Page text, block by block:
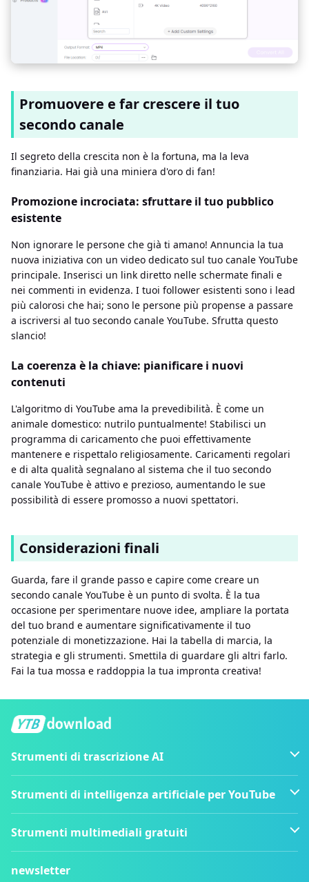
Promuovere e far crescere il tuo
secondo canale
Il segreto della crescita non è la fortuna, ma la leva
finanziaria. Hai già una miniera d'oro di fan!
Promozione incrociata: sfruttare il tuo pubblico
esistente
Non ignorare le persone che già ti amano! Annuncia la tua
nuova iniziativa con un video dedicato sul tuo canale YouTube
principale. Inserisci un link diretto nelle schermate finali e
nei commenti in evidenza. I tuoi follower esistenti sono i lead
più calorosi che hai; sono le persone più propense a passare
a iscriversi al tuo secondo canale YouTube. Sfrutta questo
slancio!
La coerenza è la chiave: pianificare i nuovi
contenuti
L'algoritmo di YouTube ama la prevedibilità. È come un
animale domestico: nutrilo puntualmente! Stabilisci un
programma di caricamento che puoi effettivamente
mantenere e rispettalo religiosamente. Caricamenti regolari
e di alta qualità segnalano al sistema che il tuo secondo
canale YouTube è attivo e prezioso, aumentando le sue
possibilità di essere promosso a nuovi spettatori.
Considerazioni finali
Guarda, fare il grande passo e capire come creare un
secondo canale YouTube è un punto di svolta. È la tua
occasione per sperimentare nuove idee, ampliare la portata
del tuo brand e aumentare significativamente il tuo
potenziale di monetizzazione. Hai la tabella di marcia, la
strategia e gli strumenti. Smettila di guardare gli altri farlo.
Fai la tua mossa e raddoppia la tua impronta creativa!
Strumenti di trascrizione AI
Strumenti di intelligenza artificiale per YouTube
Strumenti multimediali gratuiti
newsletter